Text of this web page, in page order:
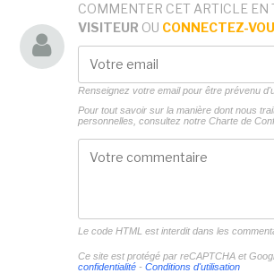
COMMENTER CET ARTICLE EN
VISITEUR OU CONNECTEZ-
Renseignez votre email pour être prévenu
Pour tout savoir sur la manière dont nous
personnelles, consultez notre Charte de
Le code HTML est interdit dans les
Ce site est protégé par reCAPTCHA et
confidentialité- Conditions d'utilisation